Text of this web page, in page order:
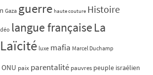
Gaza guerre haute couture Histoire
langue française La
Laïcité luxe mafia Marcel Duchamp
ONU paix parentalité pauvres peuple israélien